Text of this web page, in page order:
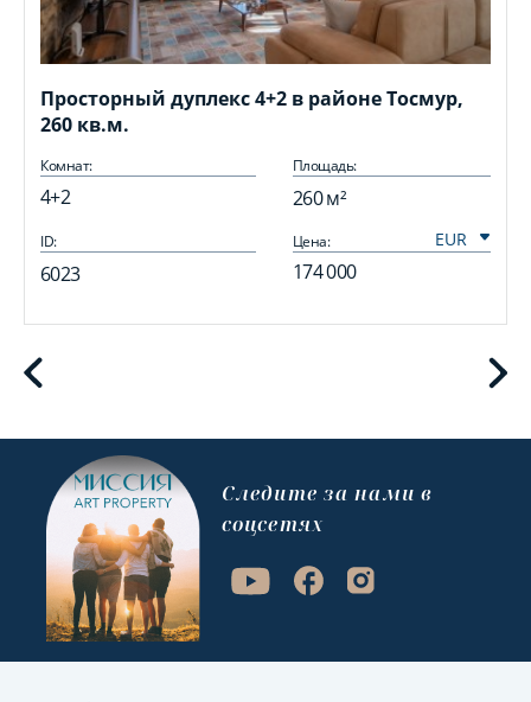
Просторный дуплекс 4+2 в районе Тосмур,
260 кв.м.
Комнат:
4+2
Площадь:
260 м²
ID:
6023
Цена:
174 000
Cледите за нами в
соцсетях